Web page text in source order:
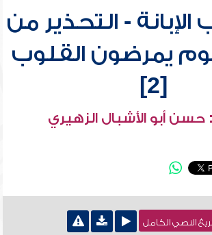
- التحذير من
يمرضون القلوب
[2]
أبو الأشبال الزهيري
النصي الكامل